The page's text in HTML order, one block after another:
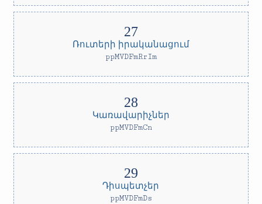
Ռուտերի իրականացում
ppMVDFmRrIm
Կառավարիչներ
ppMVDFmCn
Դիսպետչեր
ppMVDFmDs